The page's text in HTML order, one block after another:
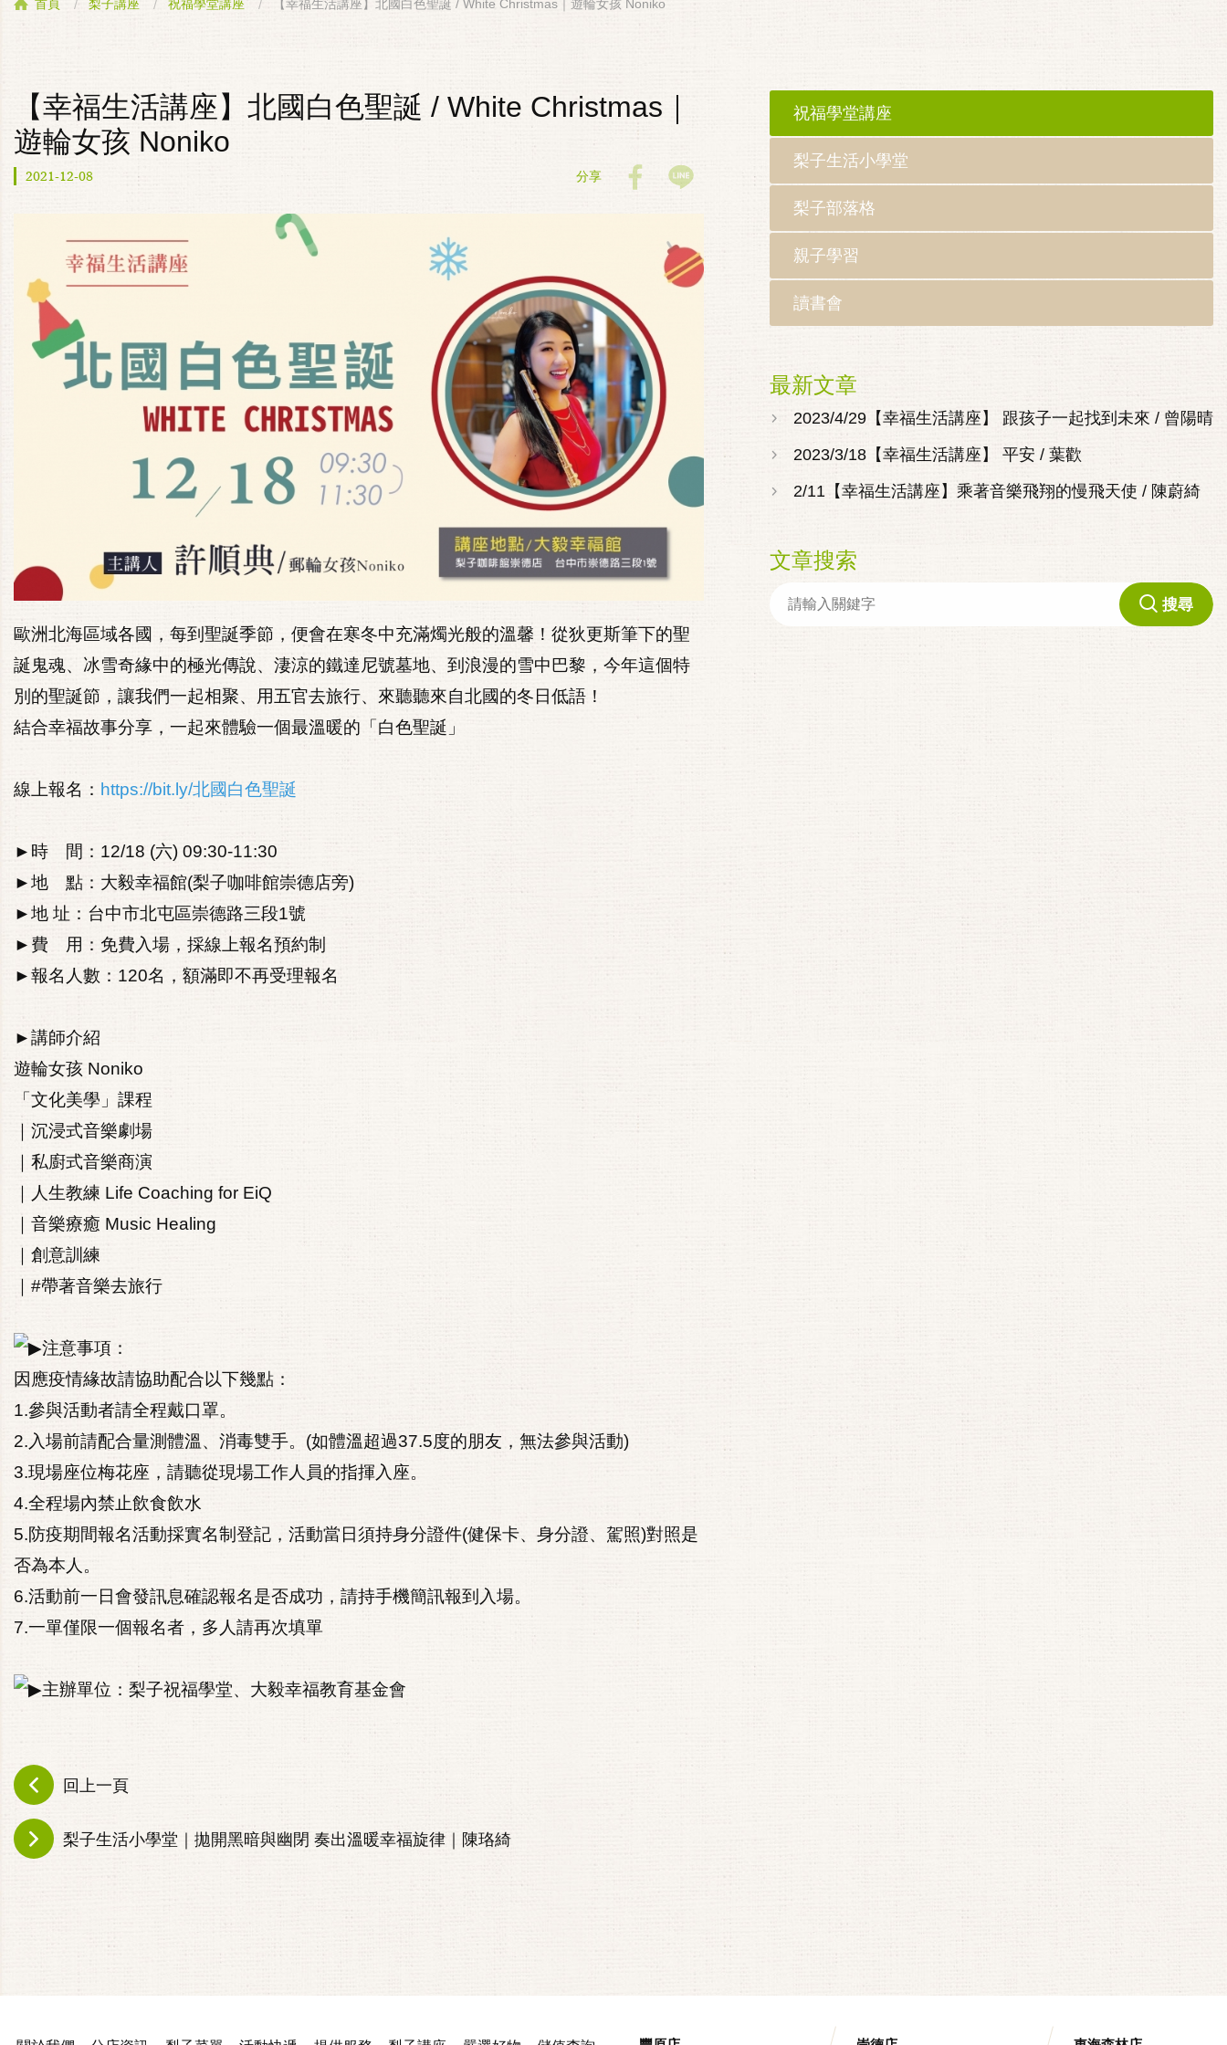
首頁 梨子講座 祝福學堂講座 【幸福生活講座】北國白色聖誕 / White Christmas｜遊輪女孩 Noniko
【幸福生活講座】北國白色聖誕 / White Christmas｜
遊輪女孩 Noniko
2021-12-08 分享
歐洲北海區域各國，每到聖誕季節，便會在寒冬中充滿燭光般的溫馨！從狄更斯筆下的聖
誕鬼魂、冰雪奇緣中的極光傳說、淒涼的鐵達尼號墓地、到浪漫的雪中巴黎，今年這個特
別的聖誕節，讓我們一起相聚、用五官去旅行、來聽聽來自北國的冬日低語！
結合幸福故事分享，一起來體驗一個最溫暖的「白色聖誕」
線上報名： https://bit.ly/北國白色聖誕
►時 間：12/18 (六) 09:30-11:30
►地 點：大毅幸福館(梨子咖啡館崇德店旁)
►地 址：台中市北屯區崇德路三段1號
►費 用：免費入場，採線上報名預約制
►報名人數：120名，額滿即不再受理報名
►講師介紹
遊輪女孩 Noniko
「文化美學」課程
｜沉浸式音樂劇場
｜私廚式音樂商演
｜人生教練 Life Coaching for EiQ
｜音樂療癒 Music Healing
｜創意訓練
｜ #帶著音樂去旅行
注意事項：
因應疫情緣故請協助配合以下幾點：
1.參與活動者請全程戴口罩。
2.入場前請配合量測體溫、消毒雙手。(如體溫超過37.5度的朋友，無法參與活動)
3.現場座位梅花座，請聽從現場工作人員的指揮入座。
4.全程場內禁止飲食飲水
5.防疫期間報名活動採實名制登記，活動當日須持身分證件(健保卡、身分證、駕照)對照是
否為本人。
6.活動前一日會發訊息確認報名是否成功，請持手機簡訊報到入場。
7.一單僅限一個報名者，多人請再次填單
主辦單位：梨子祝福學堂、大毅幸福教育基金會
回上一頁
梨子生活小學堂｜拋開黑暗與幽閉 奏出溫暖幸福旋律｜陳珞綺
祝福學堂講座
梨子生活小學堂
梨子部落格
親子學習
讀書會
最新文章
2023/4/29【幸福生活講座】 跟孩子一起找到未來 / 曾陽晴
2023/3/18【幸福生活講座】 平安 / 葉歡
2/11【幸福生活講座】乘著音樂飛翔的慢飛天使 / 陳蔚綺
文章搜索
搜尋